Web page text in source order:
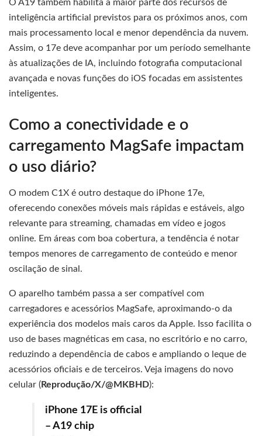
O A19 também habilita a maior parte dos recursos de
inteligência artificial previstos para os próximos anos, com
mais processamento local e menor dependência da nuvem.
Assim, o 17e deve acompanhar por um período semelhante
às atualizações de IA, incluindo fotografia computacional
avançada e novas funções do iOS focadas em assistentes
inteligentes.
Como a conectividade e o
carregamento MagSafe impactam
o uso diário?
O modem C1X é outro destaque do iPhone 17e,
oferecendo conexões móveis mais rápidas e estáveis, algo
relevante para streaming, chamadas em vídeo e jogos
online. Em áreas com boa cobertura, a tendência é notar
tempos menores de carregamento de conteúdo e menor
oscilação de sinal.
O aparelho também passa a ser compatível com
carregadores e acessórios MagSafe, aproximando-o da
experiência dos modelos mais caros da Apple. Isso facilita o
uso de bases magnéticas em casa, no escritório e no carro,
reduzindo a dependência de cabos e ampliando o leque de
acessórios oficiais e de terceiros. Veja imagens do novo
celular (Reprodução/X/@MKBHD):
iPhone 17E is official
– A19 chip